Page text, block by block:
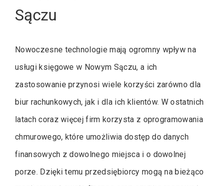
Sączu
Nowoczesne technologie mają ogromny wpływ na
usługi księgowe w Nowym Sączu, a ich
zastosowanie przynosi wiele korzyści zarówno dla
biur rachunkowych, jak i dla ich klientów. W ostatnich
latach coraz więcej firm korzysta z oprogramowania
chmurowego, które umożliwia dostęp do danych
finansowych z dowolnego miejsca i o dowolnej
porze. Dzięki temu przedsiębiorcy mogą na bieżąco